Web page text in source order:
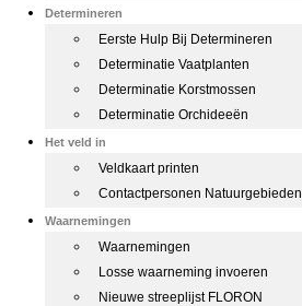
Determineren
Eerste Hulp Bij Determineren
Determinatie Vaatplanten
Determinatie Korstmossen
Determinatie Orchideeën
Het veld in
Veldkaart printen
Contactpersonen Natuurgebieden
Waarnemingen
Waarnemingen
Losse waarneming invoeren
Nieuwe streeplijst FLORON